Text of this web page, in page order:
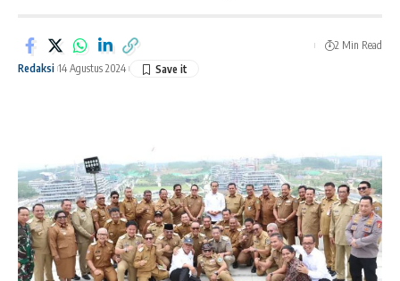
Redaksi 14 Agustus 2024
2 Min Read